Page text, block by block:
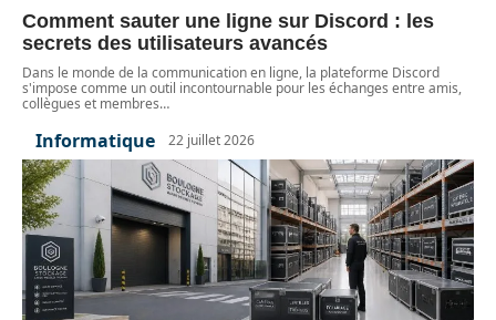
Comment sauter une ligne sur Discord : les
secrets des utilisateurs avancés
Dans le monde de la communication en ligne, la plateforme Discord
s'impose comme un outil incontournable pour les échanges entre amis,
collègues et membres…
Informatique 22 juillet 2026